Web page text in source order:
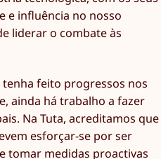
e influência no nosso
liderar o combate às
feito progressos nos
ainda há trabalho a fazer
Na Tuta, acreditamos que
esforçar-se por ser
tomar medidas proactivas